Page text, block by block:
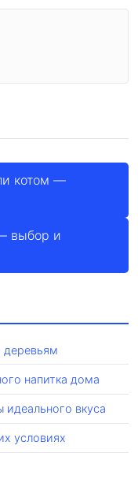
котом —
выбор и
деревьям
напитка дома
вкуса
условиях